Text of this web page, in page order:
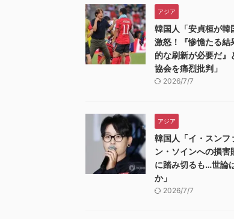
韓国人「日本のサッカー協会も性接待や
韓国人「韓国サッカー協会の審判買収
韓国人「今海外で韓国2002W杯ベスト4
アジア
韓国人「安貞桓が韓
激怒！『惨憺たる結
的な刷新が必要だ』
協会を痛烈批判」
2026/7/7
アジア
韓国人「イ・スンフ
ン・ソインへの損害
に踏み切るも…世論
か」
2026/7/7